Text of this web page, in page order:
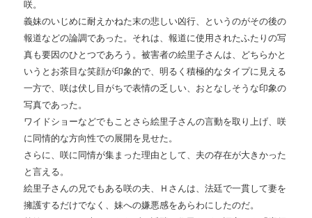
咲。
義妹のいじめに耐えかねた末の悲しい凶行、というのがその後の
報道などの論調であった。それは、報道に使用されたふたりの写
真も要因のひとつであろう。被害者の絵里子さんは、どちらかと
いうとお茶目な笑顔が印象的で、明るく積極的なタイプに見える
一方で、咲は伏し目がちで表情の乏しい、おとなしそうな印象の
写真であった。
ワイドショーなどでもことさら絵里子さんの言動を取り上げ、咲
に同情的な方向性での展開を見せた。
さらに、咲に同情が集まった理由として、夫の存在が大きかった
と言える。
絵里子さんの兄でもある咲の夫、Ｈさんは、法廷で一貫して妻を
擁護するだけでなく、妹への嫌悪感をあらわにしたのだ。